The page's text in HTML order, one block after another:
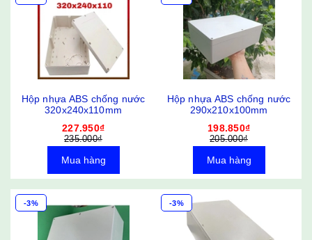
Hộp nhựa ABS chống nước
320x240x110mm
227.950₫
235.000₫
Mua hàng
Hộp nhựa ABS chống nước
290x210x100mm
198.850₫
205.000₫
Mua hàng
-3% -3%